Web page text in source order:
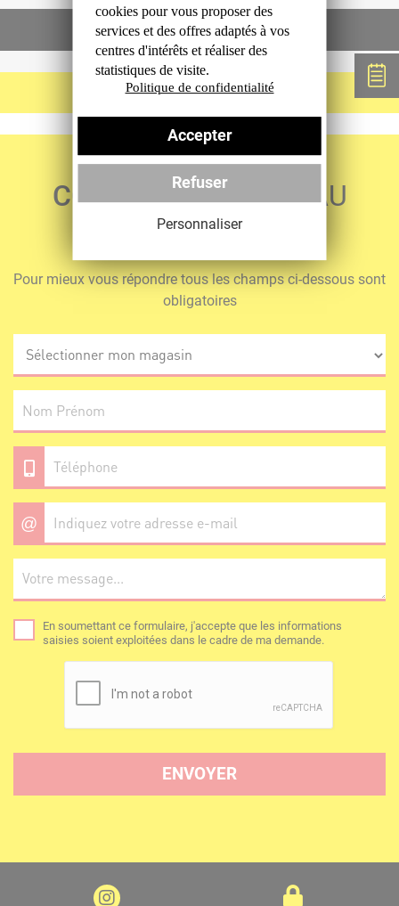
VOIR LE SITE DE L'USINE
RETOUR AUX AUTRES USINES
CONTACTEZ CARREAU
DÉCO
Pour mieux vous répondre tous les champs ci-dessous sont
obligatoires
@
En soumettant ce formulaire, j'accepte que les informations
saisies soient exploitées dans le cadre de ma demande.
ENVOYER
cookiespour vous proposer des
services et des offresadaptés à vos
centres d'intérêts et réaliserdes
statistiques de visite.
Politique de confidentialité
Accepter
Refuser
Personnaliser